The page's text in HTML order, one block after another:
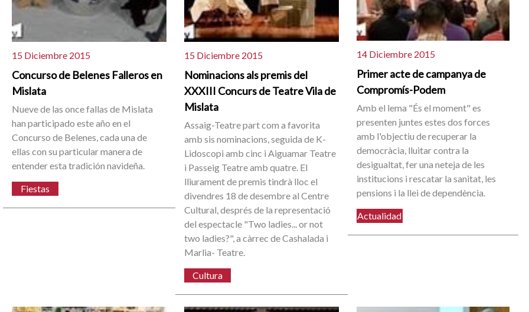
15 Diciembre 2015
Concurso de Belenes Falleros en
Mislata
Nueve de las once fallas de Mislata
han participado este año en el
Concurso de Belenes, cada una de
ellas con su particular manera de
entender esta tradición navideña.
Fiestas
15 Diciembre 2015
Nominacions als premis del
XXXIII Concurs de Teatre Vila de
Mislata
Assaig-Teatre part com a favorita
amb sis nominacions, seguida de K-
Lidoscopi amb cinc i Aiguamar Teatre
i Passeig Teatre amb quatre. El
lliurament de premis tindrà lloc el
divendres 18 de desembre al Centre
Cultural, després de la representació
del espectacle "Two ladies... or not
two ladies?", a càrrec de Cashalada i
Marlia- Teatre.
Cultura
14 Diciembre 2015
Primer acte de campanya de
Compromís-Podem
Amb el lema "És el moment" es
presenten juntes estes dos forces
amb l'objectiu de recuperar la
democràcia, lluitar contra la
desigualtat, fer una neteja de les
institucions i rescatar la sanitat, les
pensions i la llei de dependència.
Actualidad